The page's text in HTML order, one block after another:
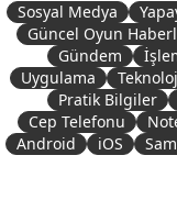
Sosyal Medya
Güncel Oyun
Gündem
Uygulama
Pratik Bilgiler
Cep Telefonu
Android
iOS